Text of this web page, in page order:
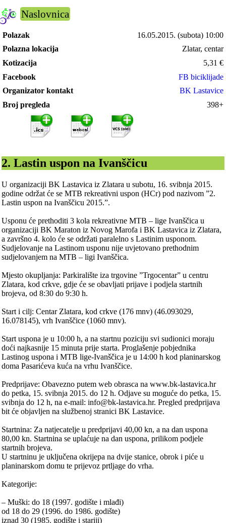
Naslovnica
Polazak 16.05.2015. (subota) 10:00
Polazna lokacija
Zlatar, centar
Kotizacija
5,31 €
Facebook
FB biciklijade
Organizator kontakt
BK Lastavice
Broj pregleda
398+
2. Lastin uspon na Ivanščicu
U organizaciji BK Lastavica iz Zlatara u subotu, 16. svibnja 2015.
godine održat će se MTB rekreativni uspon (HCr) pod nazivom ”2.
Lastin uspon na Ivanščicu 2015.”.
Usponu će prethoditi 3 kola rekreativne MTB – lige Ivanščica u
organizaciji BK Maraton iz Novog Marofa i BK Lastavica iz Zlatara,
a završno 4. kolo će se održati paralelno s Lastinim usponom.
Sudjelovanje na Lastinom usponu nije uvjetovano prethodnim
sudjelovanjem na MTB – ligi Ivanščica.
Mjesto okupljanja: Parkiralište iza trgovine ”Trgocentar” u centru
Zlatara, kod crkve, gdje će se obavljati prijave i podjela startnih
brojeva, od 8:30 do 9:30 h.
Start i cilj: Centar Zlatara, kod crkve (176 mnv) (46.093029,
16.078145), vrh Ivanščice (1060 mnv).
Start uspona je u 10:00 h, a na startnu poziciju svi sudionici moraju
doći najkasnije 15 minuta prije starta. Proglašenje pobjednika
Lastinog uspona i MTB lige-Ivanščica je u 14:00 h kod planinarskog
doma Pasarićeva kuća na vrhu Ivanščice.
Predprijave: Obavezno putem web obrasca na www.bk-lastavica.hr
do petka, 15. svibnja 2015. do 12 h. Odjave su moguće do petka, 15.
svibnja do 12 h, na e-mail: info@bk-lastavica.hr. Pregled predprijava
bit će objavljen na službenoj stranici BK Lastavice.
Startnina: Za natjecatelje u predprijavi 40,00 kn, a na dan uspona
80,00 kn. Startnina se uplaćuje na dan uspona, prilikom podjele
startnih brojeva.
U startninu je uključena okrijepa na dvije stanice, obrok i piće u
planinarskom domu te prijevoz prtljage do vrha.
Kategorije:
– Muški: do 18 (1997. godište i mlađi)
od 18 do 29 (1996. do 1986. godište)
iznad 30 (1985. godište i stariji)